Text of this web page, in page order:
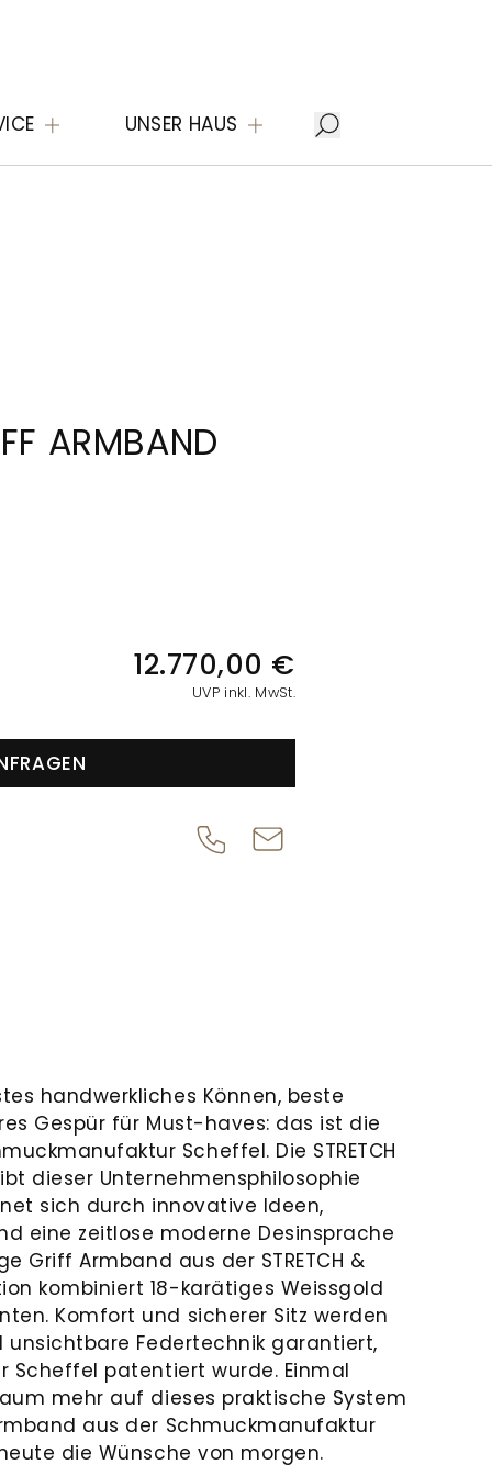
UNSER HAUS
ARMBAND
12.770,00 €
UVP inkl. MwSt.
handwerkliches Können, beste
Gespür für Must-haves: das ist die
Scheffel. Die STRETCH
dieser Unternehmensphilosophie
sich durch innovative Ideen,
eine zeitlose moderne Desinsprache
Griff Armband aus der STRETCH &
kombiniert 18-karätiges Weissgold
Komfort und sicherer Sitz werden
unsichtbare Federtechnik garantiert,
Scheffel patentiert wurde. Einmal
mehr auf dieses praktische System
aus der Schmuckmanufaktur
die Wünsche von morgen.